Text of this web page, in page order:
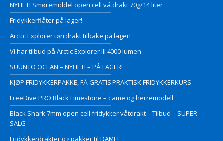
NYHET! Smøremiddel open cell våtdrakt 70g/14 liter
Fridykkerflåter på lager!
Arctic Explorer tørrdrakt tilbake på lager!
Vi har tilbud på Arctic Explorer III 4000 lumen
SUUNTO OCEAN – NYHET! – PÅ LAGER!
KJØP FRIDYKKERPAKKE, FÅ GRATIS PRAKTISK FRIDYKKERKURS
FreeDive PRO Black Limestone – dame og herremodell
Black Shark 7mm open cell fridykker våtdrakt – Tilbud – SUPER
SALG
Fridykkerdrakter og pakker til DAME!